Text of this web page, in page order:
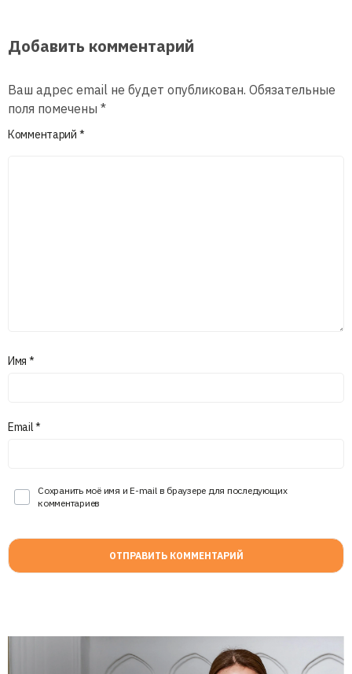
Добавить комментарий
Ваш адрес email не будет опубликован. Обязательные
поля помечены *
Комментарий *
Имя *
Email*
Сохранить моё имя и E-mail в браузере для последующих
комментариев